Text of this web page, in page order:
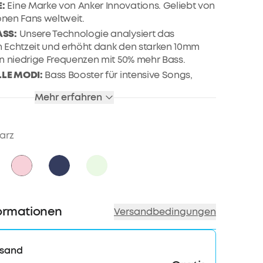
Eine Marke von Anker Innovations. Geliebt von
Fans weltweit.
Unsere Technologie analysiert das
Echtzeit und erhöht dank den starken 10mm
niedrige Frequenzen mit 50% mehr Bass.
MODI: Bass Booster für intensive Songs,
Modus für alle weiteren Musikarten.
wiegt 4,6 Gramm und ist um 10% leichter als
- für absolut bequeme Schwerelosigkeit.
MIT K.I.:
Wir haben die integrierten Mikrofone
Kopfhörer in idealer Ausrichtung positioniert
von Malen getestet, damit deine
hören ist.
Mehr erfahren
Versandbedingungen